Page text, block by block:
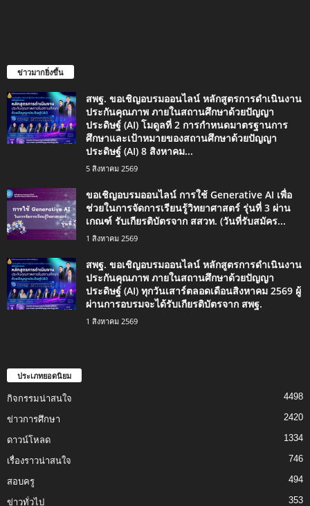
ข่าวมากยิ่งขึ้น
สพฐ. ขอเชิญอบรมออนไลน์ หลักสูตรการดำเนินงาน
ประกันคุณภาพ ภายในสถานศึกษาด้วยปัญญา
ประดิษฐ์ (AI) โมดูลที่ 2 การกำหนดมาตรฐานการ
ศึกษาและเป้าหมายของสถานศึกษาด้วยปัญญา
ประดิษฐ์ (AI) 8 สิงหาคม...
5 สิงหาคม 2569
ขอเชิญอบรมออนไลน์ การใช้ Generative AI เพื่อ
ช่วยในการจัดการเรียนรู้วิทยาศาสตร์ รุ่นที่ 3 ผ่าน
เกณฑ์ รับเกียรติบัตรจาก สสวท. (วันที่รับสมัคร...
1 สิงหาคม 2569
สพฐ. ขอเชิญอบรมออนไลน์ หลักสูตรการดำเนินงาน
ประกันคุณภาพ ภายในสถานศึกษาด้วยปัญญา
ประดิษฐ์ (AI) ทุกวันเสาร์ตลอดเดือนสิงหาคม 2569 ผู้
ผ่านการอบรมจะได้รับเกียรติบัตรจาก สพฐ.
1 สิงหาคม 2569
ประเภทยอดนิยม
กิจกรรมน่าสนใจ 4498
ข่าวการศึกษา 2420
ดาวน์โหลด 1334
เรื่องราวน่าสนใจ 746
สอบครู 494
ข่าวทั่วไป 353